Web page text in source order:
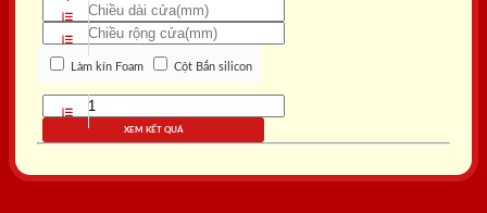
Làm kín Foam Cột Bắn silicon
XEM KẾT QUẢ